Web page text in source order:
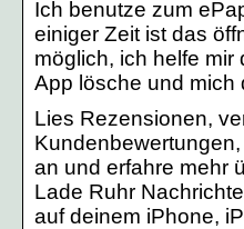
Ich benutze zum
einiger Zeit ist das
möglich, ich helfe mir
App lösche und
Lies Rezensionen,
an und erfahre mehr
Lade Ruhr
auf deinem iPhone,